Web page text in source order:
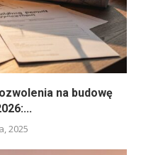
na budowę
2025